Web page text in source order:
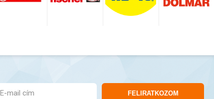
FELIRATKOZOM